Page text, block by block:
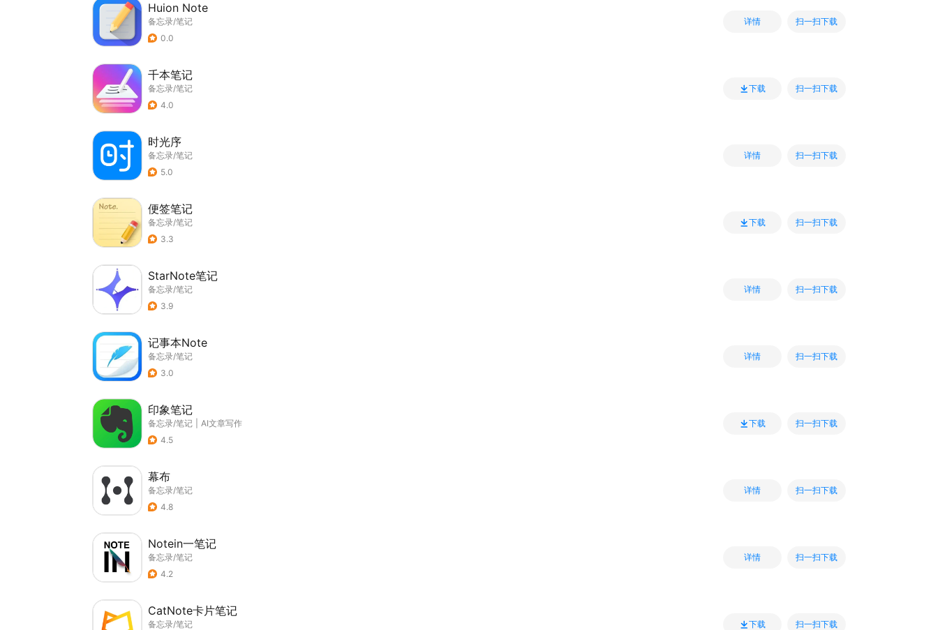
Huion Note
备忘录/笔记
0.0
详情 扫一扫下载
千本笔记
备忘录/笔记
4.0
下载 扫一扫下载
时光序
备忘录/笔记
5.0
详情 扫一扫下载
便签笔记
备忘录/笔记
3.3
下载 扫一扫下载
StarNote笔记
备忘录/笔记
3.9
详情 扫一扫下载
记事本Note
备忘录/笔记
3.0
详情 扫一扫下载
印象笔记
备忘录/笔记
AI文章写作
4.5
下载 扫一扫下载
幕布
备忘录/笔记
4.8
详情 扫一扫下载
Notein一笔记
备忘录/笔记
4.2
详情 扫一扫下载
CatNote卡片笔记
备忘录/笔记
下载 扫一扫下载